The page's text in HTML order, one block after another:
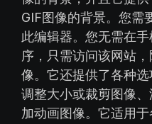
GIF图像的背景。您需
此编辑器。您无需在
序，只需访问该网站
像。它还提供了各种选
调整大小或裁剪图像
加动画图像。它适用